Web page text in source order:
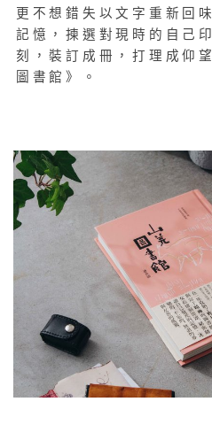
更不想錯失以文字重新回
記憶，揀選對現時的自己
刻，裝訂成冊，打理成仰
圖書館》。